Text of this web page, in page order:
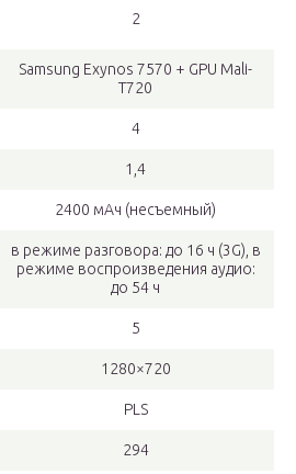
2
Samsung Exynos 7570 + GPU Mali-
T720
4
1,4
2400 мАч (несъемный)
в режиме разговора: до 16 ч (3G), в
режиме воспроизведения аудио:
до 54 ч
5
1280×720
PLS
294